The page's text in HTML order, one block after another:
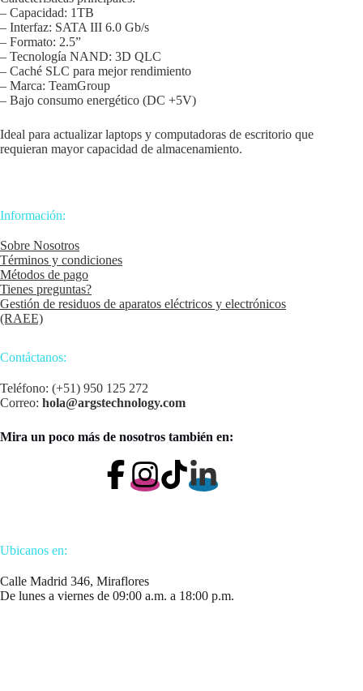
– Capacidad: 1TB
– Interfaz: SATA III 6.0 Gb/s
– Formato: 2.5”
– Tecnología NAND: 3D QLC
– Caché SLC para mejor rendimiento
– Marca: TeamGroup
– Bajo consumo energético (DC +5V)
Ideal para actualizar laptops y computadoras de escritorio que
requieran mayor capacidad de almacenamiento.
Información:
Sobre Nosotros
Términos y condiciones
Métodos de pago
Tienes preguntas?
Gestión de residuos de aparatos eléctricos y electrónicos
(RAEE)
Contáctanos:
Teléfono: (+51) 950 125 272
Correo: hola@argstechnology.com
Mira un poco más de nosotros también en:
Ubicanos en:
Calle Madrid 346, Miraflores
De lunes a viernes de 09:00 a.m. a 18:00 p.m.